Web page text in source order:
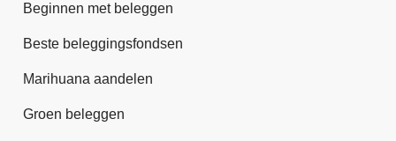
Beginnen met beleggen
Beste beleggingsfondsen
Marihuana aandelen
Groen beleggen